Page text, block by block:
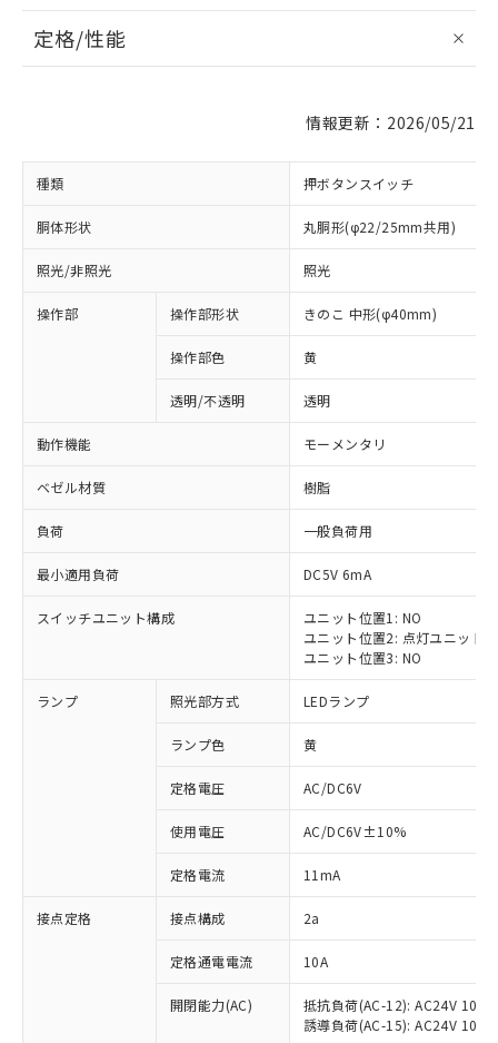
定格/性能
情報更新：2026/05/21
種類 押ボタンスイッチ
胴体形状 丸胴形(φ22/25mm共用)
照光/非照光 照光
操作部 操作部形状 きのこ 中形(φ40mm)
操作部色 黄
透明/不透明 透明
動作機能 モーメンタリ
ベゼル材質 樹脂
負荷 一般負荷用
最小適用負荷 DC5V 6mA
スイッチユニット構成
ユニット位置1: NO
ユニット位置2: 点灯ユニット
ユニット位置3: NO
ランプ 照光部方式 LEDランプ
ランプ色 黄
定格電圧 AC/DC6V
使用電圧 AC/DC6V±10%
定格電流 11mA
接点定格 接点構成 2a
定格通電電流 10A
開閉能力(AC)
抵抗負荷(AC-12): AC24V 10A/
誘導負荷(AC-15): AC24V
ご利用条件
以下の条件をお読みいただき、同意のうえ
ご利用ください。
本サービスは、当社制御機器事業取扱
商品の当社在庫状況および標準価格
(税抜)を提供させていただくもので
当社制御機器事業取扱商品の中には、
対応済み：EU RoHS指令（10物質）の
非含有に対応した製品が提供可能な商品で
対応予定：EU RoHS指令（10物質）の非含
有に対応した製品に切り替える予定のある
対応予定なし：EU RoHS指令（10物質）の
非含有に非対応の商品で、対応品を出す予
調査・確認中：EU RoHS指令（10物質）の
非含有の対応状況を調査中または確認中の
非該当品：ライセンス料など無形物で、有
害物質有無と関係のない商品です。
仕入先様の事情により、非含有部品として
「○」：最大均質材料含有率が中国RoHSの
基準値以下であることを示します。
「×」：最大均質材料含有率が中国RoHSの